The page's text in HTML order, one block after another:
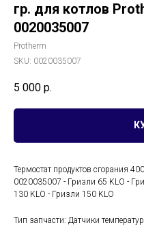
гр. для котлов
0020035007
Protherm
SKU: 0020035007
5 000 р.
Термостат продуктов сгорания
0020035007 - Гризли 65 KLO -
130 KLO - Гризли 150 KLO
Тип запчасти: Датчики